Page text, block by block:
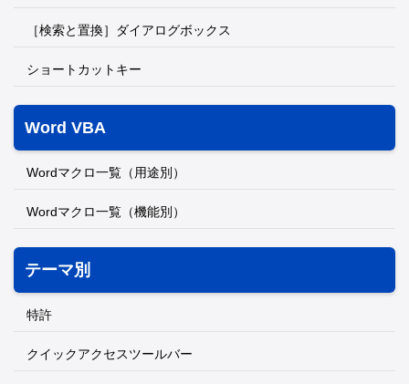
［検索と置換］ダイアログボックス
ショートカットキー
Word VBA
Wordマクロ一覧（用途別）
Wordマクロ一覧（機能別）
テーマ別
特許
クイックアクセスツールバー